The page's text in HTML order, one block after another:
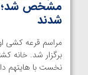
مشخص شد؛
شدند
نخست با هایتهم